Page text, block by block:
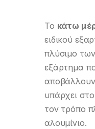
Το κάτω
ειδικού
πλύσιμο
εξάρτημα
αποβάλλουν
υπάρχει
τον τρόπο
αλουμίνιο.